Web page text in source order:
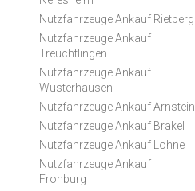
Nutzfahrzeuge Ankauf Rietberg
Nutzfahrzeuge Ankauf
Treuchtlingen
Nutzfahrzeuge Ankauf
Wusterhausen
Nutzfahrzeuge Ankauf Arnstein
Nutzfahrzeuge Ankauf Brakel
Nutzfahrzeuge Ankauf Lohne
Nutzfahrzeuge Ankauf
Frohburg